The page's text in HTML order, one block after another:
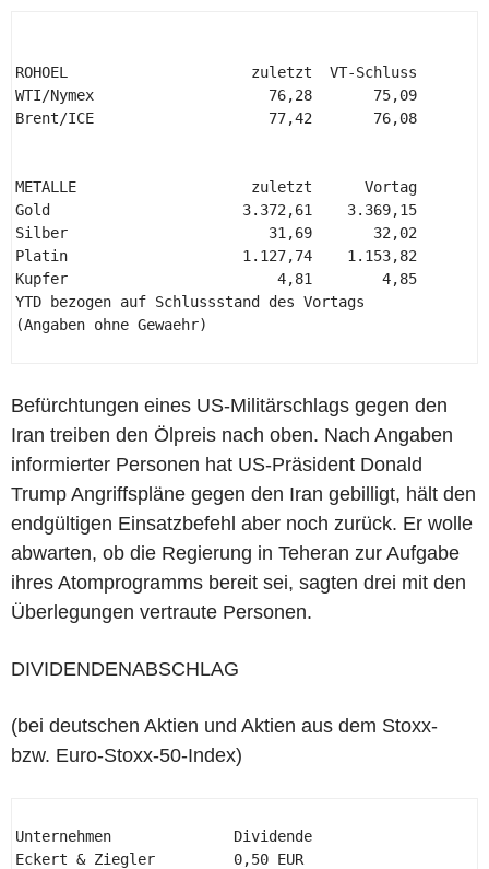
ROHOEL                     zuletzt  VT-Schluss
WTI/Nymex                    76,28       75,09
Brent/ICE                    77,42       76,08
METALLE                    zuletzt      Vortag
Gold                      3.372,61    3.369,15
Silber                       31,69       32,02       -
Platin                    1.127,74    1.153,82       -
Kupfer                        4,81        4,85       -
YTD bezogen auf Schlussstand des Vortags
(Angaben ohne Gewaehr)
Befürchtungen eines US-Militärschlags gegen den
Iran treiben den Ölpreis nach oben. Nach Angaben
informierter Personen hat US-Präsident Donald
Trump Angriffspläne gegen den Iran gebilligt, hält den
endgültigen Einsatzbefehl aber noch zurück. Er wolle
abwarten, ob die Regierung in Teheran zur Aufgabe
ihres Atomprogramms bereit sei, sagten drei mit den
Überlegungen vertraute Personen.
DIVIDENDENABSCHLAG
(bei deutschen Aktien und Aktien aus dem Stoxx-
bzw. Euro-Stoxx-50-Index)
Unternehmen              Dividende
Eckert & Ziegler         0,50 EUR